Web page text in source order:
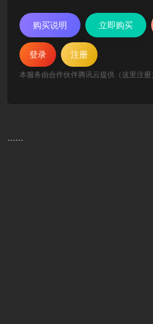
购买说明 立即购买
登录 注册
本服务由合作伙伴腾讯云提供（这里注册
……